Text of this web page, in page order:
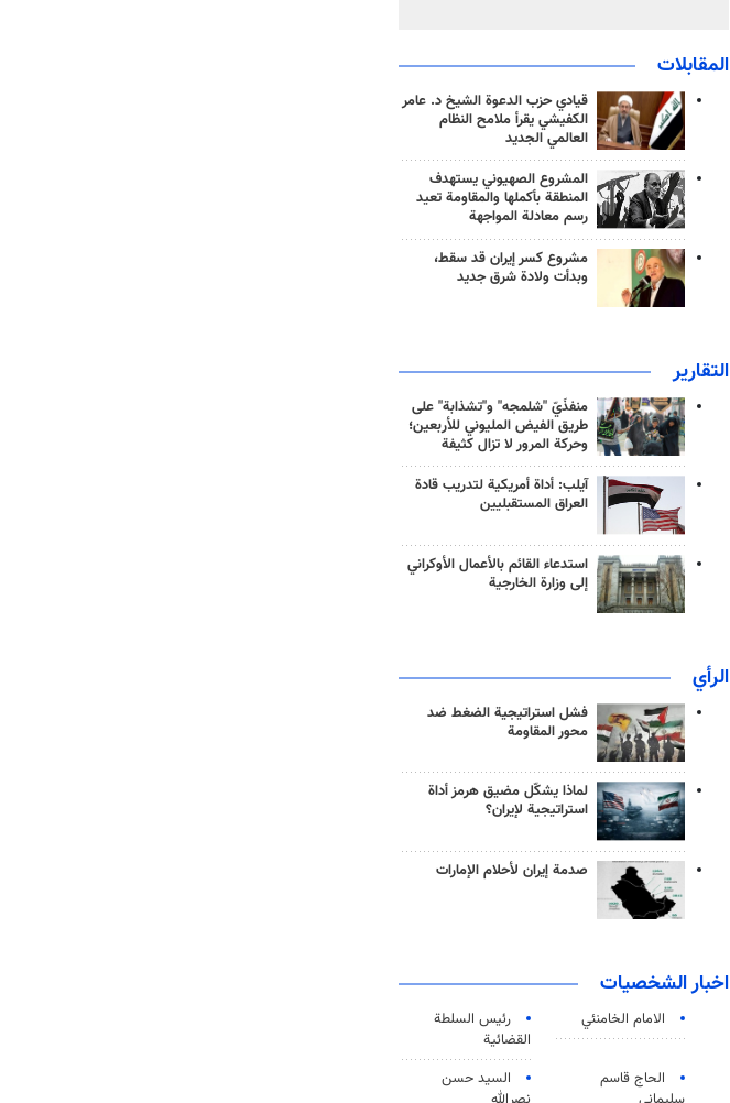
المقابلات
قيادي حزب الدعوة الشيخ د. عامر
الكفيشي يقرأ ملامح النظام
العالمي الجديد
المشروع الصهيوني يستهدف
المنطقة بأكملها والمقاومة تعيد
رسم معادلة المواجهة
مشروع كسر إيران قد سقط،
وبدأت ولادة شرق جديد
التقارير
منفذَيّ "شلمجه" و"تشذابة" على
طريق الفيض المليوني للأربعين؛
وحركة المرور لا تزال كثيفة
آيلب: أداة أمريكية لتدريب قادة
العراق المستقبليين
استدعاء القائم بالأعمال الأوكراني
إلى وزارة الخارجية
الرأي
فشل استراتيجية الضغط ضد
محور المقاومة
لماذا يشكّل مضيق هرمز أداة
استراتيجية لإيران؟
صدمة إيران لأحلام الإمارات
اخبار الشخصيات
الامام الخامنئي
رئیس السلطة
القضائیة
الحاج قاسم
السيد حسن